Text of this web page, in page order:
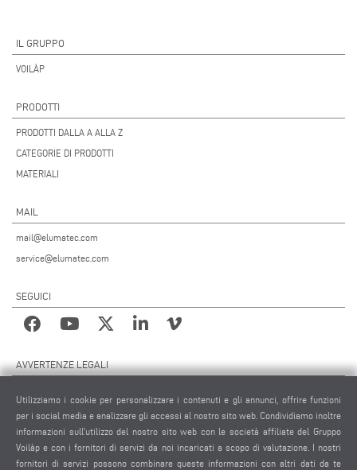
IL GRUPPO
VOILÀP
PRODOTTI
PRODOTTI DALLA A ALLA Z
CATEGORIE DI PRODOTTI
MATERIALI
MAIL
mail@elumatec.com
service@elumatec.com
SEGUICI
AVVERTENZE LEGALI
MATERIALE GRAFICO
PROTEZIONE DEI DATI
PROTEZIONE DEI DATI INTERNAZIONALE
Utilizziamo i cookie per personalizzare i contenuti e gli annunci, offrire funzioni
per i social media e analizzare gli accessi al nostro sito web. Condividiamo inoltre
informazioni sull'utilizzo del nostro sito web con le società affiliate del Gruppo
Voilàp e con i fornitori di servizi da noi incaricati a scopo di valutazione. I nostri
fornitori di servizi possono combinare queste informazioni con altri dati da te